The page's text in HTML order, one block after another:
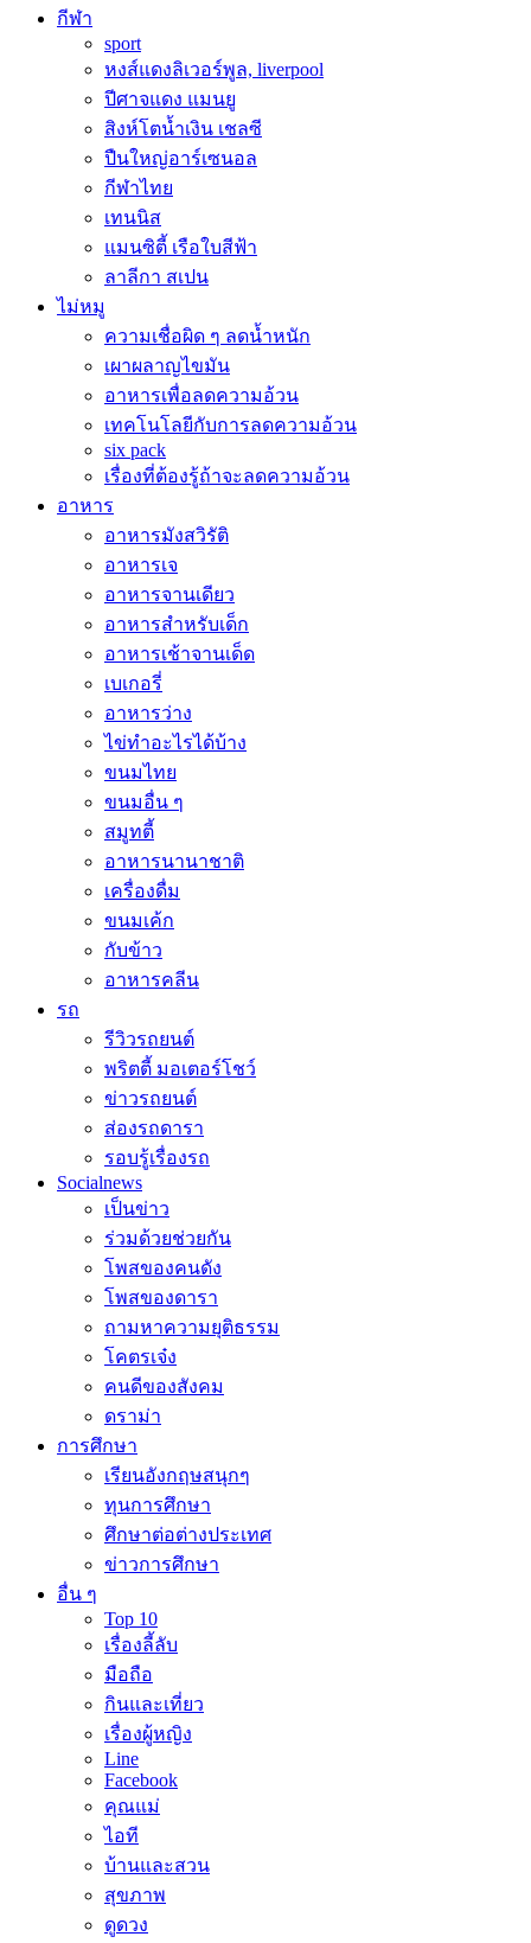
กีฬา
sport
หงส์แดงลิเวอร์พูล, liverpool
ปีศาจแดง แมนยู
สิงห์โตน้ำเงิน เชลซี
ปืนใหญ่อาร์เซนอล
กีฬาไทย
เทนนิส
แมนซิตี้ เรือใบสีฟ้า
ลาลีกา สเปน
ไม่หมู
ความเชื่อผิด ๆ ลดน้ำหนัก
เผาผลาญไขมัน
อาหารเพื่อลดความอ้วน
เทคโนโลยีกับการลดความอ้วน
six pack
เรื่องที่ต้องรู้ถ้าจะลดความอ้วน
อาหาร
อาหารมังสวิรัติ
อาหารเจ
อาหารจานเดียว
อาหารสำหรับเด็ก
อาหารเช้าจานเด็ด
เบเกอรี่
อาหารว่าง
ไข่ทำอะไรได้บ้าง
ขนมไทย
ขนมอื่น ๆ
สมูทตี้
อาหารนานาชาติ
เครื่องดื่ม
ขนมเค้ก
กับข้าว
อาหารคลีน
รถ
รีวิวรถยนต์
พริตตี้ มอเตอร์โชว์
ข่าวรถยนต์
ส่องรถดารา
รอบรู้เรื่องรถ
Socialnews
เป็นข่าว
ร่วมด้วยช่วยกัน
โพสของคนดัง
โพสของดารา
ถามหาความยุติธรรม
โคตรเจ๋ง
คนดีของสังคม
ดราม่า
การศึกษา
เรียนอังกฤษสนุกๆ
ทุนการศึกษา
ศึกษาต่อต่างประเทศ
ข่าวการศึกษา
อื่น ๆ
Top 10
เรื่องลี้ลับ
มือถือ
กินและเที่ยว
เรื่องผู้หญิง
Line
Facebook
คุณแม่
ไอที
บ้านและสวน
สุขภาพ
ดูดวง